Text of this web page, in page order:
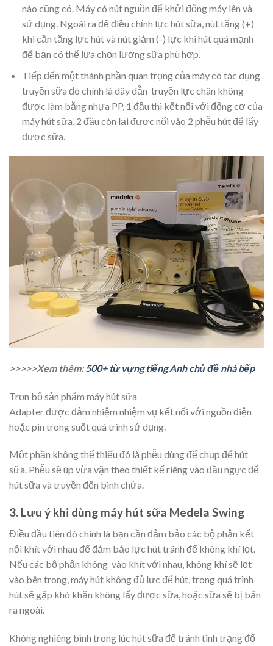
nào cũng có. Máy có nút nguồn để khởi động máy lên và
sử dụng. Ngoài ra để điều chỉnh lực hút sữa, nút tăng (+)
khi cần tăng lực hút và nút giảm (-) lực khi hút quá mạnh
để bạn có thể lựa chọn lượng sữa phù hợp.
Tiếp đến một thành phần quan trọng của máy có tác dụng
truyền sữa đó chính là dây dẫn truyền lực chân không
được làm bằng nhựa PP, 1 đầu thì kết nối với động cơ của
máy hút sữa, 2 đầu còn lại được nối vào 2 phễu hút để lấy
được sữa.
>>>>>Xem thêm: 500+ từ vựng tiếng Anh chủ đề nhà bếp
Trọn bộ sản phẩm máy hút sữa
Adapter được đảm nhiệm nhiệm vụ kết nối với nguồn điện
hoặc pin trong suốt quá trình sử dụng.
Một phần không thể thiếu đó là phễu dùng để chụp để hút
sữa. Phễu sẽ úp vừa vặn theo thiết kế riêng vào đầu ngực để
hút sữa và truyền đến bình chứa.
3. Lưu ý khi dùng máy hút sữa Medela Swing
Điều đầu tiên đó chính là bạn cần đảm bảo các bộ phận kết
nối khít với nhau để đảm bảo lực hút tránh để không khí lọt.
Nếu các bộ phận không vào khít với nhau, không khí sẽ lọt
vào bên trong, máy hút không đủ lực để hút, trong quá trình
hút sẽ gặp khó khăn không lấy được sữa, hoặc sữa sẽ bị bắn
ra ngoài.
Không nghiêng bình trong lúc hút sữa để tránh tình trạng đổ